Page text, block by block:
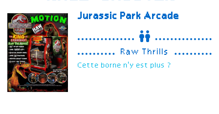
Jurassic Park Arcade
Raw Thrills
Cette borne n'y est plus ?